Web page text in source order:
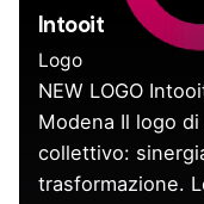
Intooit
Logo
NEW LOGO
Modena Il logo
collettivo:
trasformazione.